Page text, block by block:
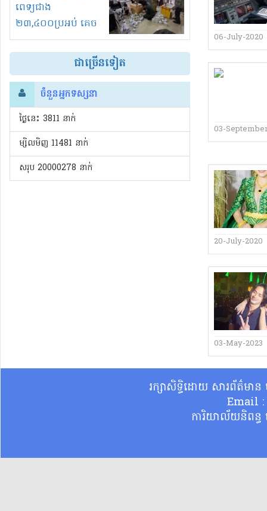
ពេទ្យជាង
២៣,៤០០ប្រអប់ គេច
ពន្ធនិងអត់ច្បាប់នាំ
ចូល!?
ជាច្រើនទៀត
ចំនួនអ្នកទស្សនា
ថ្ងៃនេះ​ 3811 នាក់
ម្សិលមិញ 11481 នាក់
សរុប 20000278 នាក់
06-July-2020
03-
20-July-2020
03-May-2023
រក្សាសិទ្ធិដោយ សារព័ត៌មា
Email
ការិយាល័យនិពន្ធ